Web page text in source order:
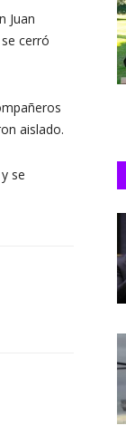
Juan
cerró
aislado.
se